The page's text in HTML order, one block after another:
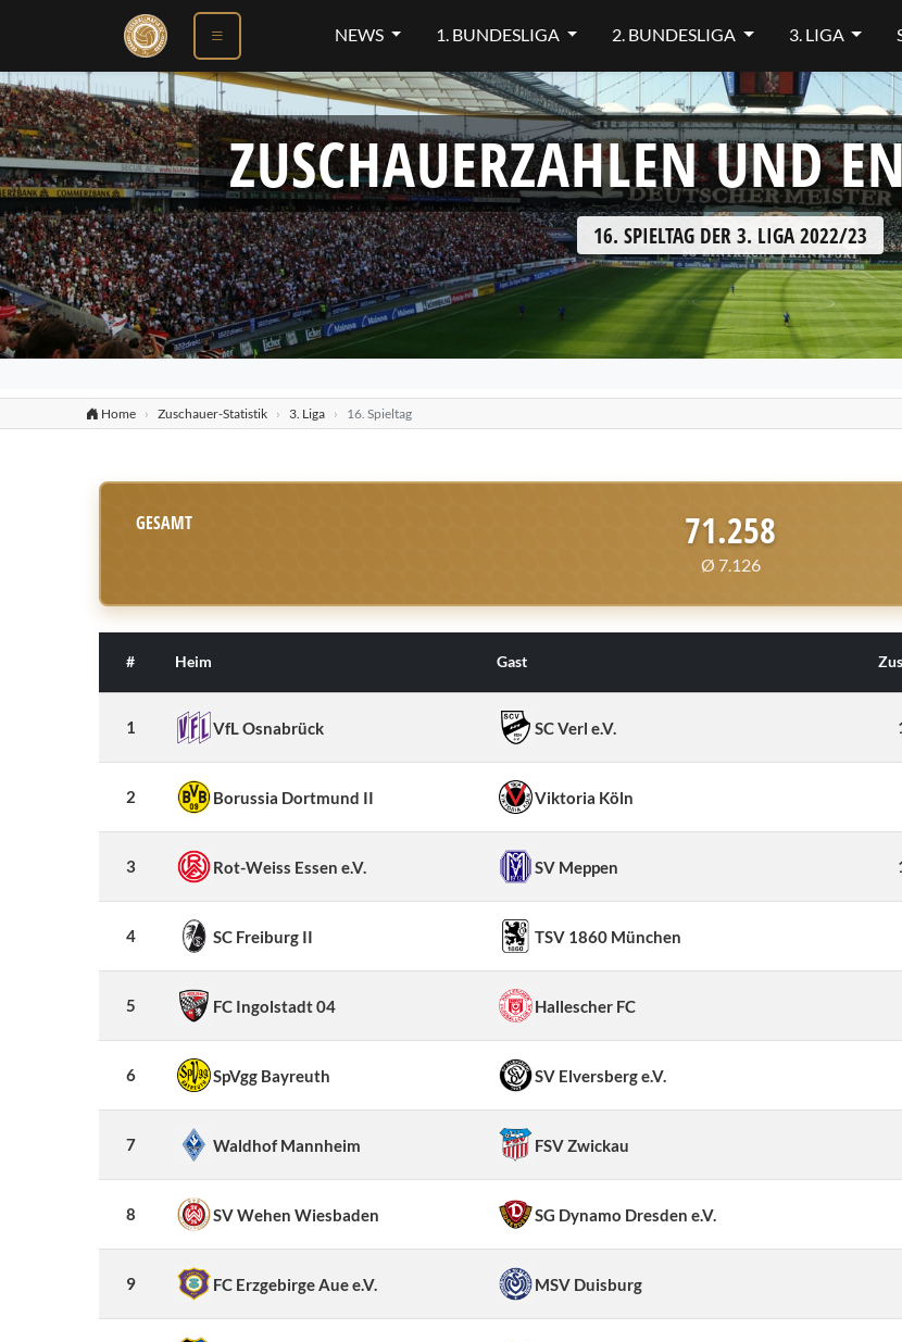
NEWS 1. BUNDESLIGA 2. BUNDESLIGA 3. LIGA
ZUSCHAUERZAHLEN UND
16. SPIELTAG DER 3. LIGA 2022/23
Home Zuschauer-Statistik 3. Liga 16. Spieltag
GESAMT 71.258
Ø 7.126
# Heim Gast
1 VfL Osnabrück SC Verl e.V.
2 Borussia Dortmund II Viktoria Köln
3 Rot-Weiss Essen e.V. SV Meppen
4 SC Freiburg II TSV 1860 München
5 FC Ingolstadt 04 Hallescher FC
6 SpVgg Bayreuth SV Elversberg e.V.
7 Waldhof Mannheim FSV Zwickau
8 SV Wehen Wiesbaden SG Dynamo Dresden e.V.
9 FC Erzgebirge Aue e.V. MSV Duisburg